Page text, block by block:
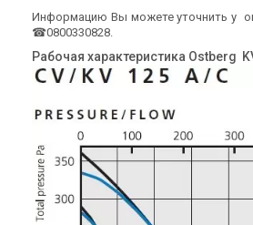
Информацию Вы можете уточнить у
☎0800330828.
Рабочая характеристика Ostberg